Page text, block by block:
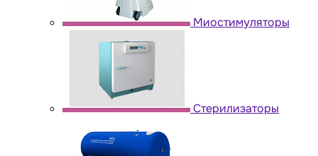
Миостимуляторы
Стерилизаторы